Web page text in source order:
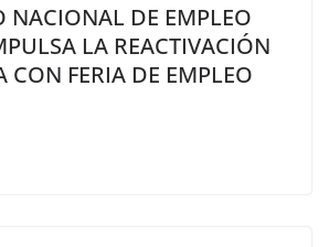
NACIONAL DE EMPLEO
LA REACTIVACIÓN
CON FERIA DE EMPLEO